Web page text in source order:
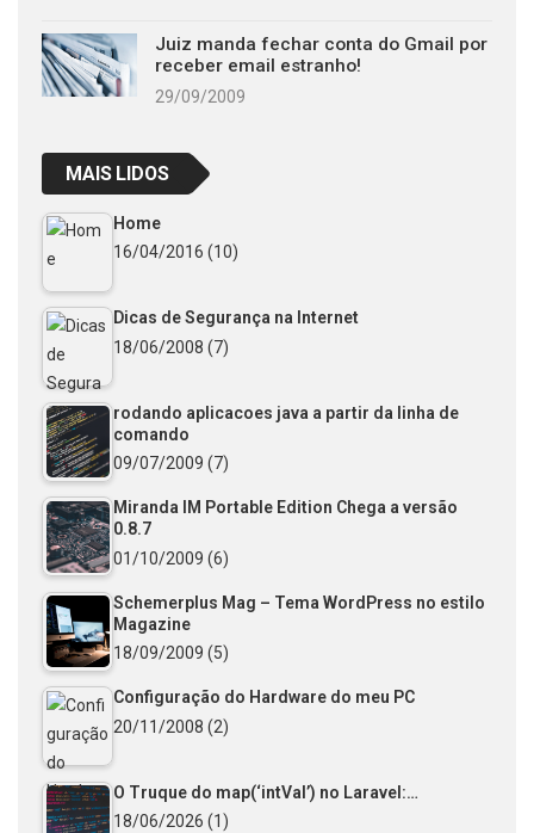
Juiz manda fechar conta do Gmail por
receber email estranho!
29/09/2009
MAIS LIDOS
Home
16/04/2016 (10)
Dicas de Segurança na Internet
18/06/2008 (7)
rodando aplicacoes java a partir da linha de
comando
09/07/2009 (7)
Miranda IM Portable Edition Chega a versão
0.8.7
01/10/2009 (6)
Schemerplus Mag – Tema WordPress no estilo
Magazine
18/09/2009 (5)
Configuração do Hardware do meu PC
20/11/2008 (2)
O Truque do map(‘intVal’) no Laravel:…
18/06/2026 (1)